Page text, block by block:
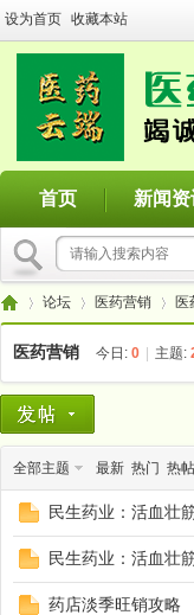
设为首页 收藏本站
首页 新闻
»
论坛 医药营销 医
医药营销 今日: 0 主题:
全部主题 最新 热门 热帖
民生药业：活血壮
民生药业：活血壮
药店淡季旺销攻略